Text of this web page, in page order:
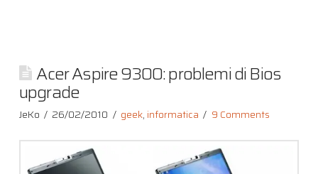
Acer Aspire 9300: problemi di Bios
upgrade
JeKo 26/02/2010 geek, informatica 9 Comments